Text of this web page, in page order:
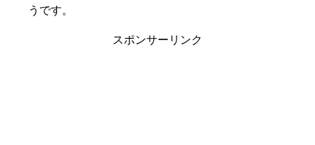
うです。
スポンサーリンク